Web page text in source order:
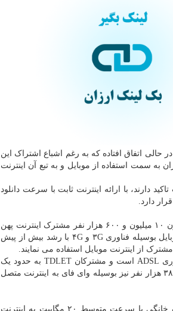
درصد بوده است. رشد ۱۳ درصدی نفوذ موبایل در حالی اتفاق افتاده که به رغم اشباع اشتراک این
به سمت استفاده از موبایل و به تبع آن اینترنت
دارند، با ارائه اینترنت ثابت با سرعت دانلود
گزارش آماری بخش ICT کشور از وضعیت ارتباطات پهن باند ثابت و سیار نشان میدهد که اکنون ۱۰ میلیون و ۶۰۰ هزار نفر مشترک اینترنت پهن
باند ثابت هستند و ضریب نفوذ این فناوری ۱۲.۶۱ درصد است. اما در حوزه اشتراک اینترنت موبایل بوسیله فناوری ۳G و ۴G با رشد بیش از پیش
مطابق این آمارها، اکنون ۸ میلیون و ۵۷۰ هزار اشتراک در حوزه اینترنت ثابت مربوط به فناوری ADSL است و مشترکان TDLET به حدود یک
میلیون و ۴۸۵ هزار نفر رسیده اند. این در حالیست که ۱۵۹ هزار نفر بوسیله فناوری FTTH و ۳۸۲ هزار نفر نیز بوسیله وای فای به اینترنت متصل
مطابق آمارهای پخش شده، در زمینه اشتراک اینترنت پهن باند ثابت، حدود ۲ میلیون مشترک خانگی با سرعت متوسط ۲۰ مگابیت به اینترنت